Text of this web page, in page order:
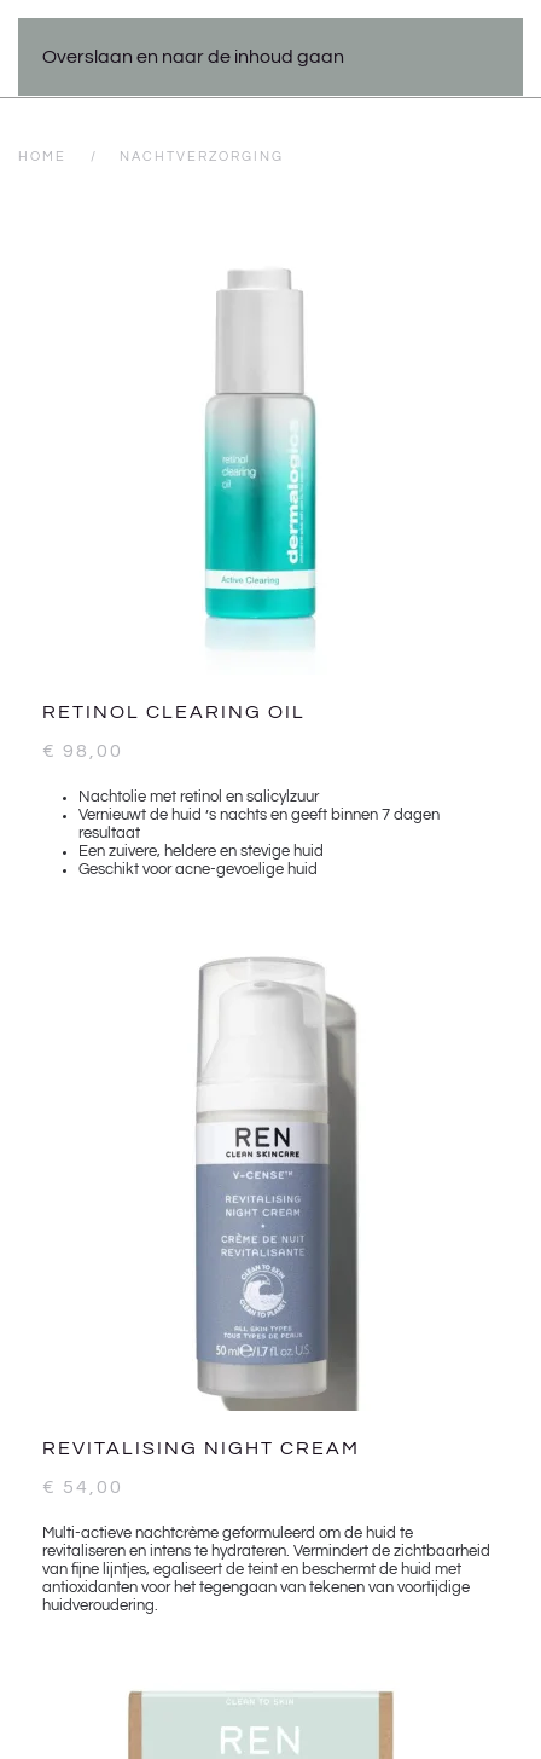
Overslaan en naar de inhoud gaan
HOME NACHTVERZORGING
RETINOL CLEARING OIL
€ 98,00
Nachtolie met retinol en salicylzuur
Vernieuwt de huid ’s nachts en geeft binnen 7 dagen
resultaat
Een zuivere, heldere en stevige huid
Geschikt voor acne-gevoelige huid
REVITALISING NIGHT CREAM
€ 54,00
Multi-actieve nachtcrème geformuleerd om de huid te
revitaliseren en intens te hydrateren. Vermindert de zichtbaarheid
van fijne lijntjes, egaliseert de teint en beschermt de huid met
antioxidanten voor het tegengaan van tekenen van voortijdige
huidveroudering.